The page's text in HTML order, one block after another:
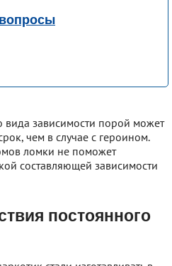
вида зависимости порой может
чем в случае с героином.
ломки не поможет
составляющей зависимости
постоянного